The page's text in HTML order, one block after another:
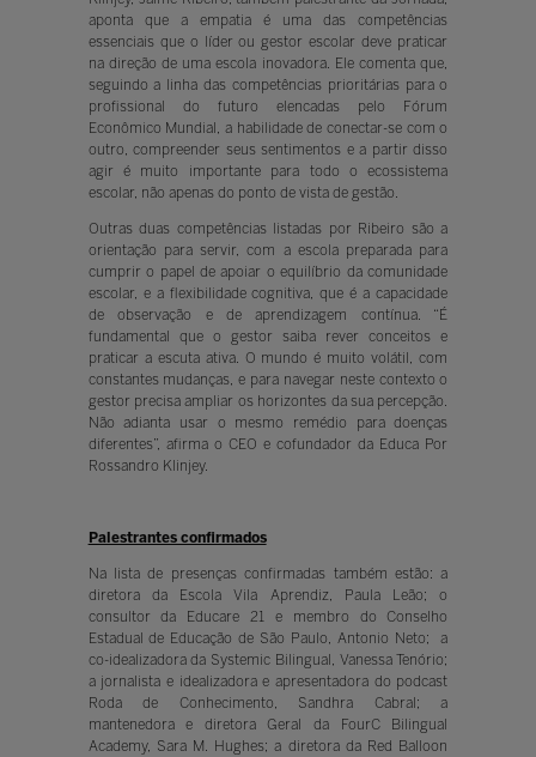
aponta que a empatia é uma das competências
essenciais que o líder ou gestor escolar deve praticar
na direção de uma escola inovadora. Ele comenta que,
seguindo a linha das competências prioritárias para o
profissional do futuro elencadas pelo Fórum
Econômico Mundial, a habilidade de conectar-se com o
outro, compreender seus sentimentos e a partir disso
agir é muito importante para todo o ecossistema
escolar, não apenas do ponto de vista de gestão.
Outras duas competências listadas por Ribeiro são a
orientação para servir, com a escola preparada para
cumprir o papel de apoiar o equilíbrio da comunidade
escolar, e a flexibilidade cognitiva, que é a capacidade
de observação e de aprendizagem contínua. “É
fundamental que o gestor saiba rever conceitos e
praticar a escuta ativa. O mundo é muito volátil, com
constantes mudanças, e para navegar neste contexto o
gestor precisa ampliar os horizontes da sua percepção.
Não adianta usar o mesmo remédio para doenças
diferentes”, afirma o CEO e cofundador da Educa Por
Rossandro Klinjey.
Palestrantes confirmados
Na lista de presenças confirmadas também estão: a
diretora da Escola Vila Aprendiz, Paula Leão; o
consultor da Educare 21 e membro do Conselho
Estadual de Educação de São Paulo, Antonio Neto; a
co-idealizadora da Systemic Bilingual, Vanessa Tenório;
a jornalista e idealizadora e apresentadora do podcast
Roda de Conhecimento, Sandhra Cabral; a
mantenedora e diretora Geral da FourC Bilingual
Academy, Sara M. Hughes; a diretora da Red Balloon